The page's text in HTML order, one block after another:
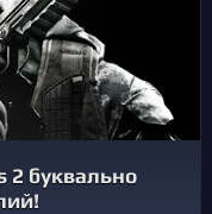
2 буквально